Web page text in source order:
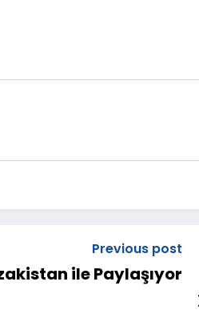
Previous post
ile Paylaşıyor